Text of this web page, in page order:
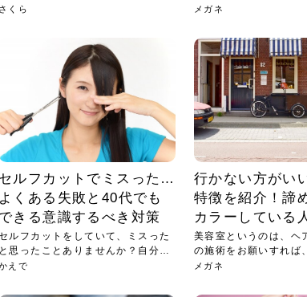
では...
さくら
か？...
メガネ
セルフカットでミスった…
よくある失敗と40代でも
できる意識するべき対策
ルフカットをしていて、ミスった
と思ったことありませんか？自分で
ッ...
えで
行かない方がい
特徴を紹介！諦
カラーしている
美容室というのは、ヘ
の施術をお願いすれば
ッフ...
メガネ